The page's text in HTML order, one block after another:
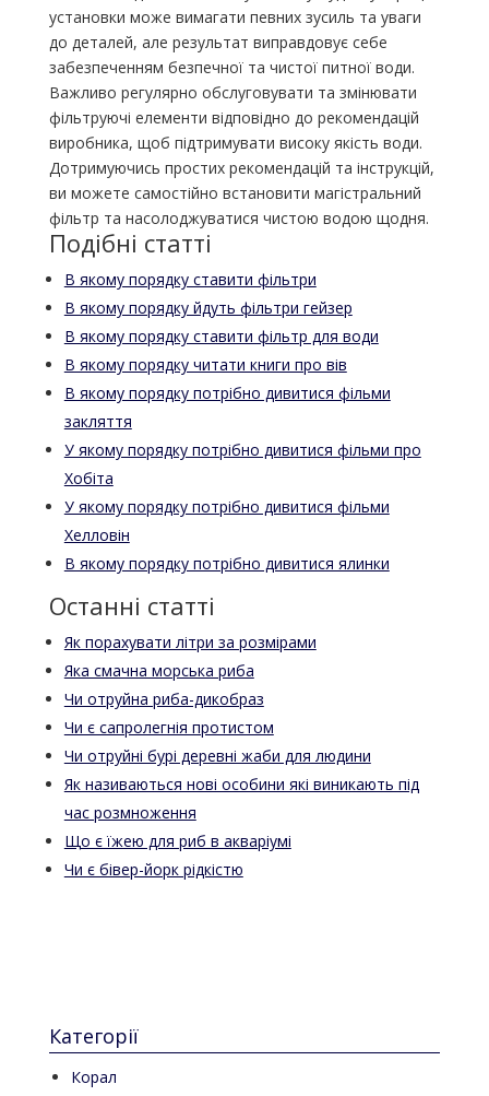
установки може вимагати певних зусиль та уваги
до деталей, але результат виправдовує себе
забезпеченням безпечної та чистої питної води.
Важливо регулярно обслуговувати та змінювати
фільтруючі елементи відповідно до рекомендацій
виробника, щоб підтримувати високу якість води.
Дотримуючись простих рекомендацій та інструкцій,
ви можете самостійно встановити магістральний
фільтр та насолоджуватися чистою водою щодня.
Подібні статті
В якому порядку ставити фільтри
В якому порядку йдуть фільтри гейзер
В якому порядку ставити фільтр для води
В якому порядку читати книги про вів
В якому порядку потрібно дивитися фільми
закляття
У якому порядку потрібно дивитися фільми про
Хобіта
У якому порядку потрібно дивитися фільми
Хелловін
В якому порядку потрібно дивитися ялинки
Останні статті
Як порахувати літри за розмірами
Яка смачна морська риба
Чи отруйна риба-дикобраз
Чи є сапролегнія протистом
Чи отруйні бурі деревні жаби для людини
Як називаються нові особини які виникають під
час розмноження
Що є їжею для риб в акваріумі
Чи є бівер-йорк рідкістю
Категорії
Корал